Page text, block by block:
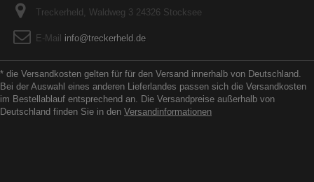
Treckerheld, Waldweg 3 24326 Stocksee
E-Mail info@treckerheld.de
* die Versandkosten gelten für für den Versand innerhalb von Deutschland.
Bei der Auswahl eines anderen Lieferlandes passen sich die Versandkosten
im Bestellablauf entsprechend an. Die Versandpreise außerhalb von
Deutschland finden Sie in den Versandinformationen